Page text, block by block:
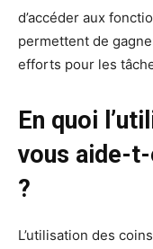
d’accéder aux
permettent de
efforts pour les
En quoi
vous aide-
?
L’utilisation des